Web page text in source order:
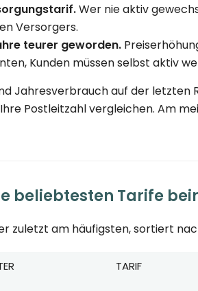
Wer nie aktiv
Versorgers.
teurer geworden.
Kunden müssen selbst aktiv
Jahresverbrauch auf der
Postleitzahl vergleichen. Am
beliebtesten Tarife
zuletzt am häufigsten, sortiert
TARIF